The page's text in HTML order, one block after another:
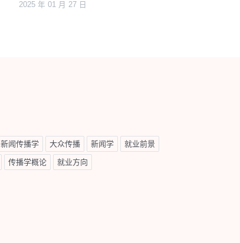
2025 年 01 月 27 日
新闻传播学 大众传播 新闻学 就业前景
传播学概论 就业方向